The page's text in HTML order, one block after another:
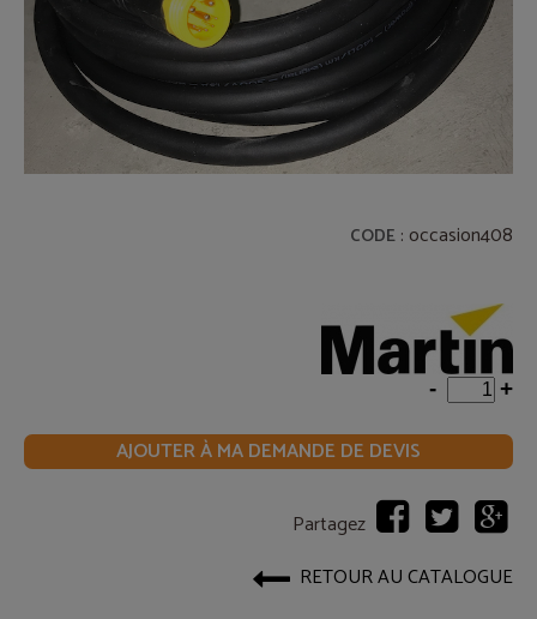
CODE : occasion408
- +
AJOUTER À MA DEMANDE DE DEVIS
Partagez
RETOUR AU CATALOGUE